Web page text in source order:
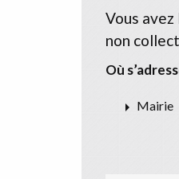
Vous
non
Où
arrow_right Mairie